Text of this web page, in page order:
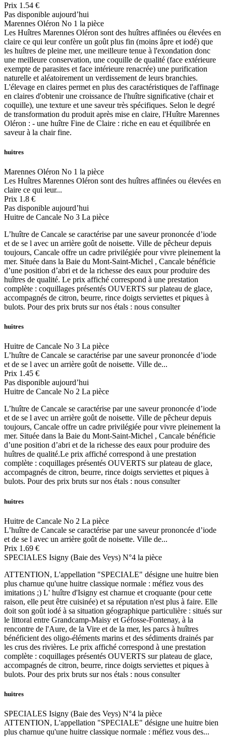
Prix 1.54 €
Pas disponible aujourd’hui
Marennes Oléron No 1 la pièce
Les Huîtres Marennes Oléron sont des huîtres affinées ou élevées en
claire ce qui leur confère un goût plus fin (moins âpre et iodé) que
les huîtres de pleine mer, une meilleure tenue à l'exondation donc
une meilleure conservation, une coquille de qualité (face extérieure
exempte de parasites et face intérieure renacrée) une purification
naturelle et aléatoirement un verdissement de leurs branchies.
L'élevage en claires permet en plus des caractéristiques de l'affinage
en claires d'obtenir une croissance de l'huître significative (chair et
coquille), une texture et une saveur très spécifiques. Selon le degré
de transformation du produit après mise en claire, l'Huître Marennes
Oléron : - une huître Fine de Claire : riche en eau et équilibrée en
saveur à la chair fine.
huitres
Marennes Oléron No 1 la pièce
Les Huîtres Marennes Oléron sont des huîtres affinées ou élevées en
claire ce qui leur...
Prix 1.8 €
Pas disponible aujourd’hui
Huitre de Cancale No 3 La pièce
L’huître de Cancale se caractérise par une saveur prononcée d’iode
et de se l avec un arrière goût de noisette. Ville de pêcheur depuis
toujours, Cancale offre un cadre privilégiée pour vivre pleinement la
mer. Située dans la Baie du Mont-Saint-Michel , Cancale bénéficie
d’une position d’abri et de la richesse des eaux pour produire des
huîtres de qualité. Le prix affiché correspond à une prestation
complète : coquillages présentés OUVERTS sur plateau de glace,
accompagnés de citron, beurre, rince doigts serviettes et piques à
bulots. Pour des prix bruts sur nos étals : nous consulter
huitres
Huitre de Cancale No 3 La pièce
L’huître de Cancale se caractérise par une saveur prononcée d’iode
et de se l avec un arrière goût de noisette. Ville de...
Prix 1.45 €
Pas disponible aujourd’hui
Huitre de Cancale No 2 La pièce
L’huître de Cancale se caractérise par une saveur prononcée d’iode
et de se l avec un arrière goût de noisette. Ville de pêcheur depuis
toujours, Cancale offre un cadre privilégiée pour vivre pleinement la
mer. Située dans la Baie du Mont-Saint-Michel , Cancale bénéficie
d’une position d’abri et de la richesse des eaux pour produire des
huîtres de qualité.Le prix affiché correspond à une prestation
complète : coquillages présentés OUVERTS sur plateau de glace,
accompagnés de citron, beurre, rince doigts serviettes et piques à
bulots. Pour des prix bruts sur nos étals : nous consulter
huitres
Huitre de Cancale No 2 La pièce
L’huître de Cancale se caractérise par une saveur prononcée d’iode
et de se l avec un arrière goût de noisette. Ville de...
Prix 1.69 €
SPECIALES Isigny (Baie des Veys) N°4 la pièce
ATTENTION, L'appellation "SPECIALE" désigne une huitre bien
plus charnue qu'une huitre classique normale : méfiez vous des
imitations ;) L' huître d'Isigny est charnue et croquante (pour cette
raison, elle peut être cuisinée) et sa réputation n'est plus à faire. Elle
doit son goût iodé à sa situation géographique particulière : situés sur
le littoral entre Grandcamp-Maisy et Géfosse-Fontenay, à la
rencontre de l'Aure, de la Vire et de la mer, les parcs à huîtres
bénéficient des oligo-éléments marins et des sédiments drainés par
les crus des rivières. Le prix affiché correspond à une prestation
complète : coquillages présentés OUVERTS sur plateau de glace,
accompagnés de citron, beurre, rince doigts serviettes et piques à
bulots. Pour des prix bruts sur nos étals : nous consulter
huitres
SPECIALES Isigny (Baie des Veys) N°4 la pièce
ATTENTION, L'appellation "SPECIALE" désigne une huitre bien
plus charnue qu'une huitre classique normale : méfiez vous des...